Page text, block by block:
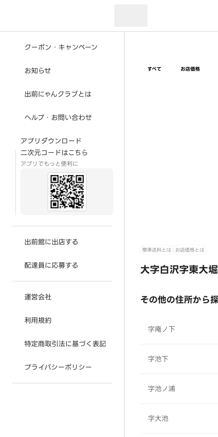
クーポン・キャンペーン
お知らせ
出前にゃんクラブとは
ヘルプ・お問い合わせ
アプリダウンロード
二次元コードはこちら
アプリでもっと便利に
出前館に出店する
配達員に応募する
運営会社
利用規約
特定商取引法に基づく表記
プライバシーポリシー
すべて お店価格
標準送料とは お店価格とは
大字白沢字東大
その他の住所から
字庵ノ下
字池下
字池ノ浦
字大池